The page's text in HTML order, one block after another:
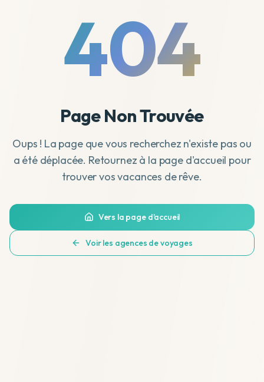
404
Page Non Trouvée
Oups ! La page que vous recherchez n'existe pas ou
a été déplacée. Retournez à la page d'accueil pour
trouver vos vacances de rêve.
Vers la page d'accueil
Voir les agences de voyages